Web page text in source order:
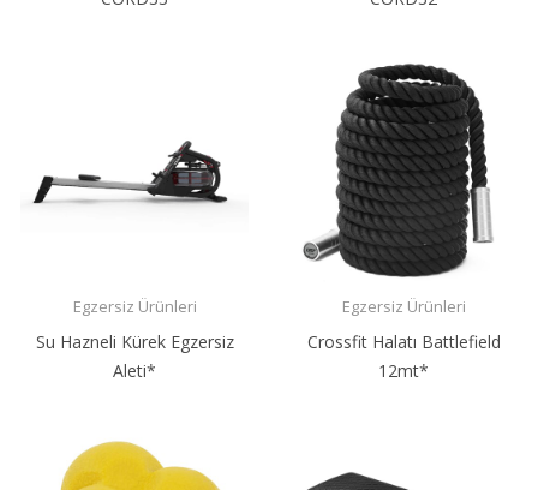
Egzersiz Ürünleri
Su Hazneli Kürek Egzersiz
Aleti*
Egzersiz Ürünleri
Crossfit Halatı Battlefield
12mt*